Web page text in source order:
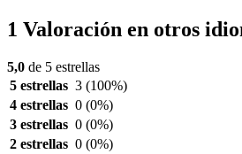
1 Valoración en otros
5,0 de 5 estrellas
5 estrellas 3 (100%)
4 estrellas 0 (0%)
3 estrellas 0 (0%)
2 estrellas 0 (0%)